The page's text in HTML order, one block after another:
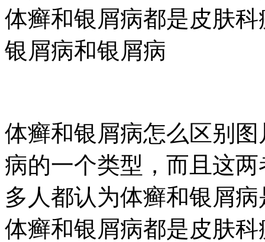
体癣和银屑病都是皮肤
银屑病和银屑病
体癣和银屑病怎么区别
病的一个类型，而且这
多人都认为体癣和银屑
体癣和银屑病都是皮肤